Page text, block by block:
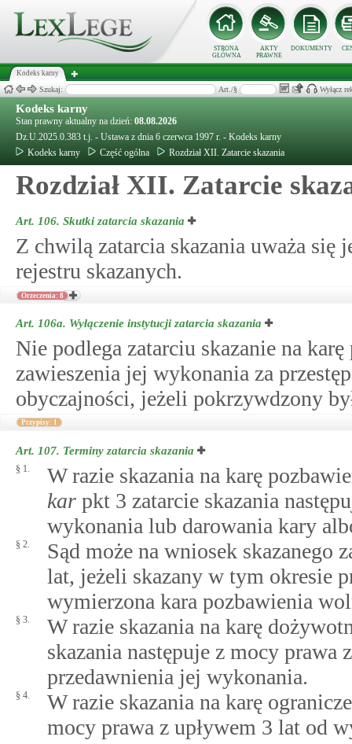
STRONA
GŁÓWNA
AKTY
PRAWNE
DOKUMENTY
Kodeks karny
Szukaj: Art./§ Wyłącz
Kodeks karny
Stan prawny aktualny na dzień: 08.08.2026
Dz.U.2025.0.383 t.j. - Ustawa z dnia 6 czerwca 1997 r. - Kodeks karny
Kodeks karny
Część ogólna Rozdział XII. Zatarcie skazania
Rozdział XII. Zatarcie
Art. 106. Skutki zatarcia skazania
Z chwilą zatarcia skazania uważa się
rejestru skazanych.
Orzeczenia: 8
Art. 106a. Wyłączenie instytucji zatarcia skazania
Nie podlega zatarciu skazanie na
zawieszenia jej wykonania za
obyczajności, jeżeli pokrzywdzony
Przypisy: 1
Art. 107. Terminy zatarcia skazania
§ 1.
W razie skazania na karę
kar pkt 3 zatarcie skazania
wykonania lub darowania kary
§ 2.
Sąd może na wniosek skazanego
lat, jeżeli skazany w tym okresie
wymierzona kara pozbawienia
§ 3.
W razie skazania na karę
skazania następuje z mocy
przedawnienia jej wykonania.
§ 4.
W razie skazania na karę
mocy prawa z upływem 3 lat od